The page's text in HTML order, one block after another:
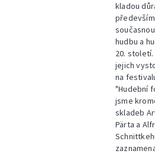
kladou
především
současnou
hudbu a
20. století.
jejich
na
"Hudební
jsme
skladeb
Pärta a